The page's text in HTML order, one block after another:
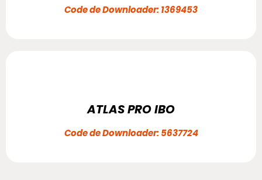
Code de Downloader: 1369453
ATLAS PRO IBO
Code de Downloader: 5637724